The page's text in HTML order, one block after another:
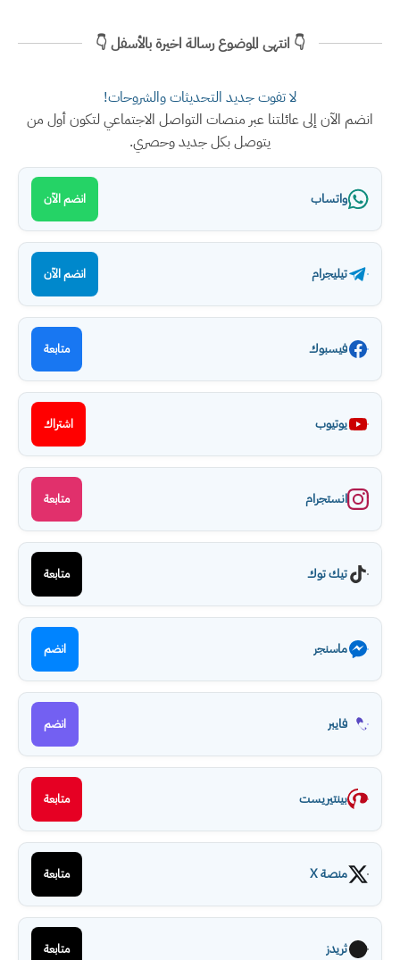
👇 انتهى الموضوع رسالة اخيرة بالأسفل 👇
لا تفوت جديد التحديثات والشروحات!
انضم الآن إلى عائلتنا عبر منصات التواصل الاجتماعي لتكون أول من
يتوصل بكل جديد وحصري.
واتساب انضم الآن
تيليجرام انضم الآن
فيسبوك متابعة
يوتيوب اشتراك
انستجرام متابعة
تيك توك متابعة
ماسنجر انضم
فايبر انضم
بينتيريست متابعة
منصة X متابعة
ثريدز متابعة